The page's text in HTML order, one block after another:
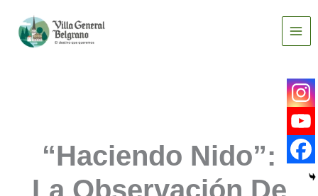
contenido
“Haciendo Nido”:
La Observación De